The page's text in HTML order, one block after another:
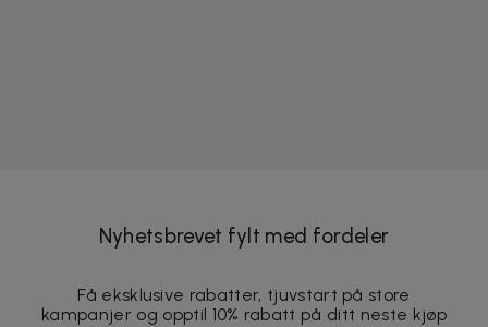
Nyhetsbrevet fylt med fordeler
Få eksklusive rabatter, tjuvstart på store
kampanjer og opptil 10% rabatt på ditt neste kjøp